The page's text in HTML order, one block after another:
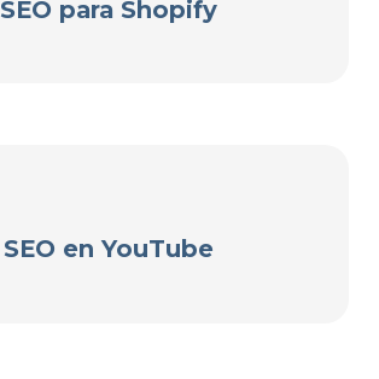
SEO para Shopify
SEO en YouTube